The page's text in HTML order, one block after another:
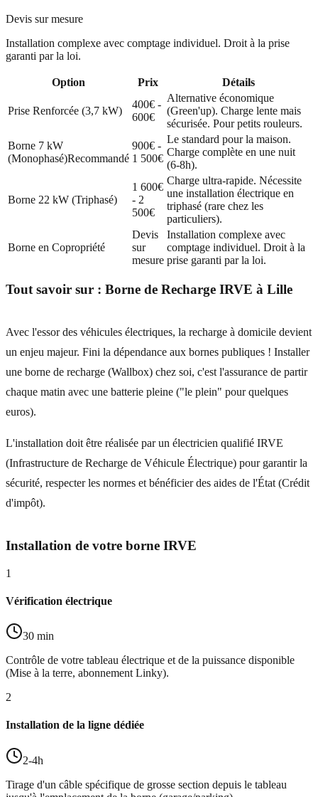
Devis sur mesure
Installation complexe avec comptage individuel. Droit à la prise
garanti par la loi.
Option Prix Détails
Prise Renforcée (3,7 kW)
400€ -
600€
Alternative économique
(Green'up). Charge lente mais
sécurisée. Pour petits rouleurs.
Borne 7 kW
(Monophasé)Recommandé
900€ -
1 500€
Le standard pour la maison.
Charge complète en une nuit
(6-8h).
Borne 22 kW (Triphasé)
1 600€
- 2
500€
Charge ultra-rapide. Nécessite
une installation électrique en
triphasé (rare chez les
particuliers).
Borne en Copropriété
Devis
sur
mesure
Installation complexe avec
comptage individuel. Droit à la
prise garanti par la loi.
Tout savoir sur : Borne de Recharge IRVE à Lille
Avec l'essor des véhicules électriques, la recharge à domicile devient
un enjeu majeur. Fini la dépendance aux bornes publiques ! Installer
une borne de recharge (Wallbox) chez soi, c'est l'assurance de partir
chaque matin avec une batterie pleine ("le plein" pour quelques
euros).
L'installation doit être réalisée par un électricien qualifié IRVE
(Infrastructure de Recharge de Véhicule Électrique) pour garantir la
sécurité, respecter les normes et bénéficier des aides de l'État (Crédit
d'impôt).
Installation de votre borne IRVE
1
Vérification électrique
30 min
Contrôle de votre tableau électrique et de la puissance disponible
(Mise à la terre, abonnement Linky).
2
Installation de la ligne dédiée
2-4h
Tirage d'un câble spécifique de grosse section depuis le tableau